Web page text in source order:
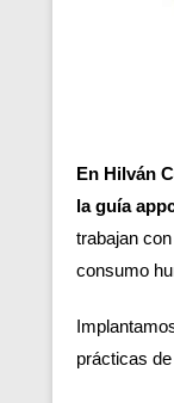
En Hilván
la guía
trabajan
consumo
prácticas